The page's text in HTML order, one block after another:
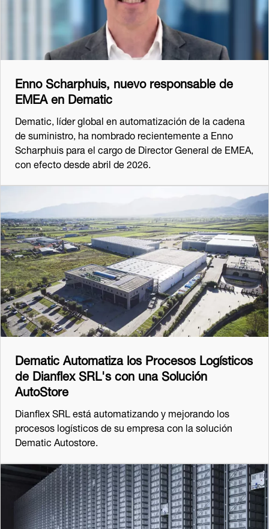
Enno Scharphuis, nuevo responsable de
EMEA en Dematic
Dematic, líder global en automatización de la cadena
de suministro, ha nombrado recientemente a Enno
Scharphuis para el cargo de Director General de EMEA,
con efecto desde abril de 2026.
Dematic Automatiza los Procesos Logísticos
de Dianflex SRL's con una Solución
AutoStore
Dianflex SRL está automatizando y mejorando los
procesos logísticos de su empresa con la solución
Dematic Autostore.